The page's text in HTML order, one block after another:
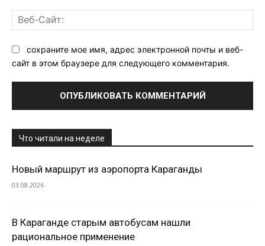
сохраните мое имя, адрес электронной почты и веб-
сайт в этом браузере для следующего комментария.
Что читали на неделе
Новый маршрут из аэропорта Караганды
03.08.2026
В Караганде старым автобусам нашли
рациональное применение